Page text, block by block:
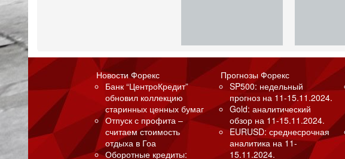
Новости Форекс
Банк “ЦентроКредит”
обновил коллекцию
старинных ценных бумаг
Отпуск с профита –
считаем стоимость
отдыха в Гоа
Оборотные кредиты:
Прогнозы Форекс
SP500: недельный
прогноз на 11-15.11.2024.
Gold: аналитический
обзор на 11-15.11.2024.
EURUSD: среднесрочная
аналитика на 11-
15.11.2024.